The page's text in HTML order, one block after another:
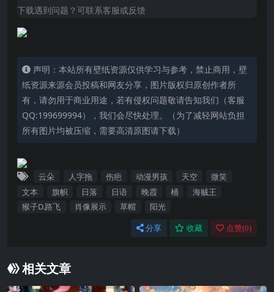
下载遇到问题？可联系客服或反馈
声明：本站所有壁纸资源仅供学习与参考，禁止商用，壁
纸资源来源会员投稿和网友分享，图片版权归原创作者所
有，请勿用于商业用途，若有侵权问题敬请告知我们（客服
QQ:199699994），我们会尽快处理。（为了减轻网站负担
所有图片均被压缩，需要高清原图请下载）
云朵 人字拖 伤疤 动漫男孩 天空
微笑
文本
旗帜 日落 日语 晚霞 桶
海贼王
猴子D.路飞
肖像展示 草帽 阳光
分享 收藏 点赞(0)
相关文章